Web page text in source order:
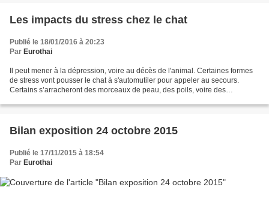
Les impacts du stress chez le chat
Publié le 18/01/2016 à 20:23
Par Eurothai
Il peut mener à la dépression, voire au décès de l'animal. Certaines formes
de stress vont pousser le chat à s'automutiler pour appeler au secours.
Certains s’arracheront des morceaux de peau, des poils, voire des
Bilan exposition 24 octobre 2015
Publié le 17/11/2015 à 18:54
Par Eurothai